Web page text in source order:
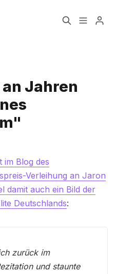
3 Zeichen ein
Jahren
Blog des
Verleihung an Jaron
damit auch ein Bild der
Deutschlands:
zurück im
und staunte